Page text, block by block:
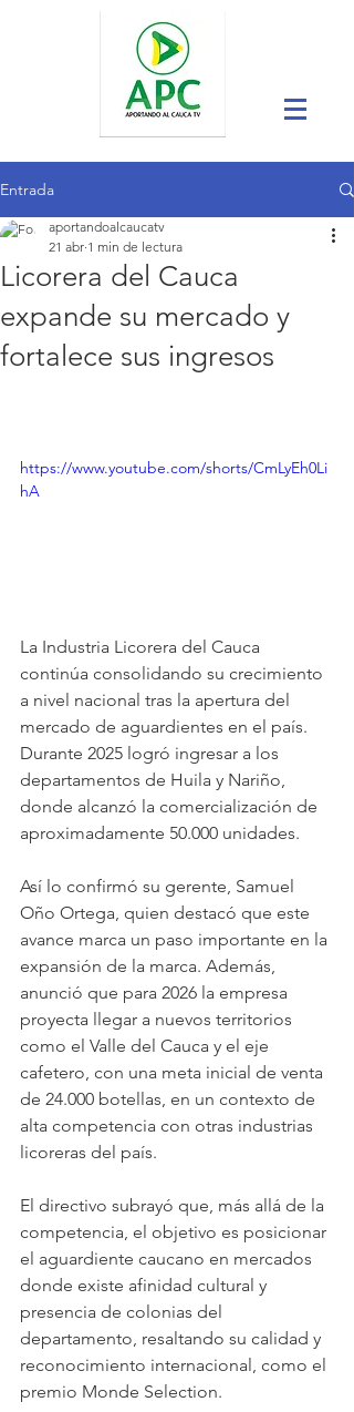
Entrada
Licorera del Cauca
expande su mercado y
fortalece sus ingresos
aportandoalcaucatv
21 abr 1 min de lectura
https://www.youtube.com/shorts/CmLyEh0Li
hA
La Industria Licorera del Cauca
continúa consolidando su crecimiento
a nivel nacional tras la apertura del
mercado de aguardientes en el país.
Durante 2025 logró ingresar a los
departamentos de Huila y Nariño,
donde alcanzó la comercialización de
aproximadamente 50.000 unidades.
Así lo confirmó su gerente, Samuel
Oño Ortega, quien destacó que este
avance marca un paso importante en la
expansión de la marca. Además,
anunció que para 2026 la empresa
proyecta llegar a nuevos territorios
como el Valle del Cauca y el eje
cafetero, con una meta inicial de venta
de 24.000 botellas, en un contexto de
alta competencia con otras industrias
licoreras del país.
El directivo subrayó que, más allá de la
competencia, el objetivo es posicionar
el aguardiente caucano en mercados
donde existe afinidad cultural y
presencia de colonias del
departamento, resaltando su calidad y
reconocimiento internacional, como el
premio Monde Selection.